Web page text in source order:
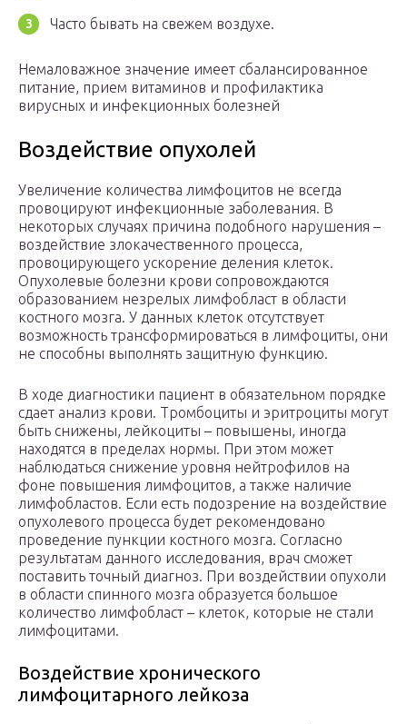
Часто бывать на свежем воздухе.
Немаловажное значение имеет сбалансированное
питание, прием витаминов и профилактика
вирусных и инфекционных болезней
Воздействие опухолей
Увеличение количества лимфоцитов не всегда
провоцируют инфекционные заболевания. В
некоторых случаях причина подобного нарушения –
воздействие злокачественного процесса,
провоцирующего ускорение деления клеток.
Опухолевые болезни крови сопровождаются
образованием незрелых лимфобласт в области
костного мозга. У данных клеток отсутствует
возможность трансформироваться в лимфоциты, они
не способны выполнять защитную функцию.
В ходе диагностики пациент в обязательном порядке
сдает анализ крови. Тромбоциты и эритроциты могут
быть снижены, лейкоциты – повышены, иногда
находятся в пределах нормы. При этом может
наблюдаться снижение уровня нейтрофилов на
фоне повышения лимфоцитов, а также наличие
лимфобластов. Если есть подозрение на воздействие
опухолевого процесса будет рекомендовано
проведение пункции костного мозга. Согласно
результатам данного исследования, врач сможет
поставить точный диагноз. При воздействии опухоли
в области спинного мозга образуется большое
количество лимфобласт – клеток, которые не стали
лимфоцитами.
Воздействие хронического
лимфоцитарного лейкоза